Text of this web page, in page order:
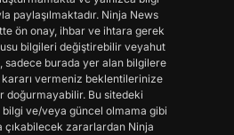
paylaşılmaktadır. Ninja News
ön onay, ihbar ve ihtara gerek
bilgileri değiştirebilir veyahut
sadece burada yer alan bilgilere
kararı vermeniz beklentilerinize
doğurmayabilir. Bu sitedeki
ve/veya güncel olmama gibi
çıkabilecek zararlardan Ninja